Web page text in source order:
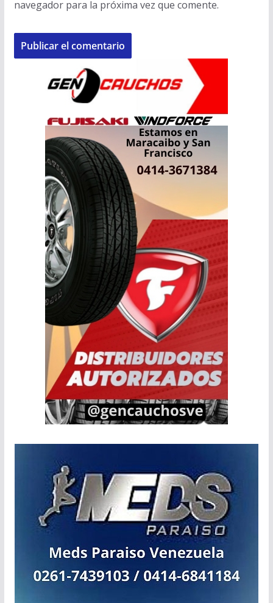
navegador para la próxima vez que comente.